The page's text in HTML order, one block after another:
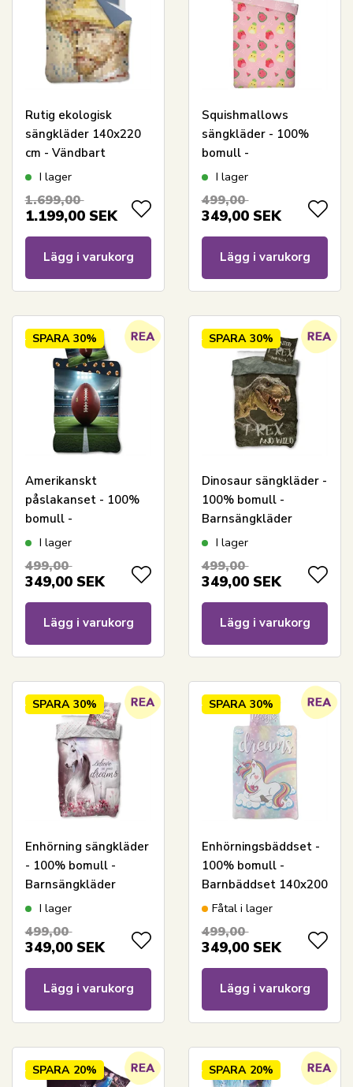
Rutig ekologisk
sängkläder 140x220
cm - Vändbart
påslakanset i 100%
bomullssatin -
Homage Multi -
sänglinne
I lager
1.699,00
1.199,00 SEK
Lägg i varukorg
Squishmallows
sängkläder - 100%
bomull -
Barnsängkläder
Malcolm och Maui
I lager
499,00
349,00 SEK
Lägg i varukorg
SPARA 30%
Amerikanskt
påslakanset - 100%
bomull -
Barnpåslakan
Fotbollspåslakan
I lager
499,00
349,00 SEK
Lägg i varukorg
SPARA 30%
Dinosaur sängkläder -
100% bomull -
Barnsängkläder
140x200 cm - T-Rex -
I lager
499,00
349,00 SEK
Lägg i varukorg
SPARA 30%
Enhörning sängkläder
- 100% bomull -
Barnsängkläder
140x200 cm - Believe
I lager
499,00
349,00 SEK
Lägg i varukorg
SPARA 30%
Enhörningsbäddset -
100% bomull -
Barnbäddset 140x200
cm - Sovande
Fåtal i lager
499,00
349,00 SEK
Lägg i varukorg
SPARA 20% SPARA 20%